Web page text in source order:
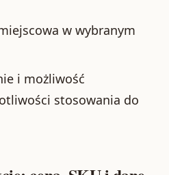
w wybranym
i możliwość
stosowania do